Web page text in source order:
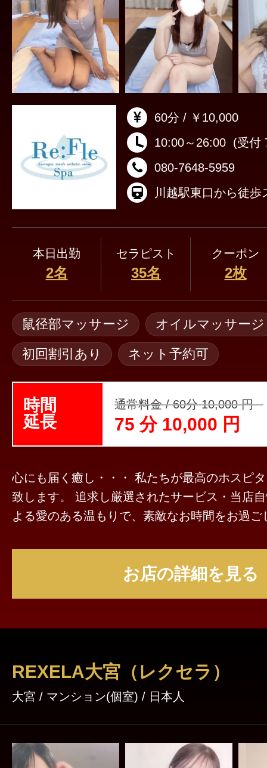
60分 / ￥10,000
10:00～26:00 (受付
080-7648-5959
本日出勤
2名
セラピスト
35名
クーポン
2枚
鼠径部マッサージ
オイルマッサージ
初回割引あり
ネット予約可
時間
延長
通常料金 / 60分 10,000 円
75 分 10,000 円
心にも届く癒し・・・ 私たちが最高のホスピタリティーをご提供
致します。 追求し厳選されたサービス・当店自慢のセラピストに
よる愛のある温もりで、素敵なお時間をお過ごし下
ートメント技術だけではなく心の支えのよう
をご用意しております。 沢山のお客様にお逢いできるのを楽しみ
お店の詳細を見る
REXELA大宮（レクセラ）
大宮 / マンション(個室) / 日本人